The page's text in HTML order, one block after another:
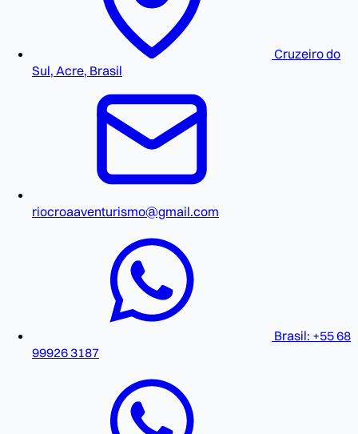
Cruzeiro do
Sul, Acre, Brasil
riocroaaventurismo@gmail.com
Brasil: +55 68
99926 3187